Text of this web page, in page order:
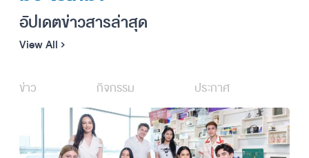
อัปเดตข่าวสารล่าสุด
View All
ข่าว กิจกรรม ประกาศ